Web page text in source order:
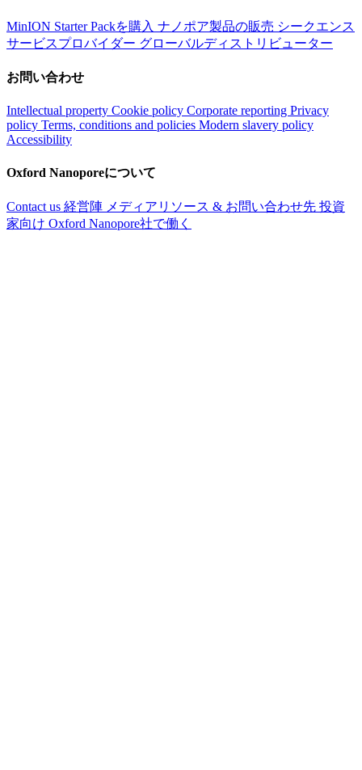
MinION Starter Packを購入 ナノポア製品の販売 シークエンス
サービスプロバイダー グローバルディストリビューター
お問い合わせ
Intellectual property Cookie policy Corporate reporting Privacy
policy Terms, conditions and policies Modern slavery policy
Accessibility
Oxford Nanoporeについて
Contact us 経営陣 メディアリソース & お問い合わせ先 投資
家向け Oxford Nanopore社で働く